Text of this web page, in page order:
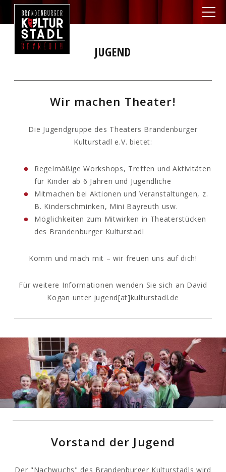
JUGEND
Wir machen Theater!
Die Jugendgruppe des Theaters Brandenburger
Kulturstadl e.V. bietet:
Regelmäßige Workshops, Treffen und Aktivitäten
für Kinder ab 6 Jahren und Jugendliche
Mitmachen bei Aktionen und Veranstaltungen, z.
B. Kinderschminken, Mini Bayreuth usw.
Möglichkeiten zum Mitwirken in Theaterstücken
des Brandenburger Kulturstadl
Komm und mach mit – wir freuen uns auf dich!
Für weitere Informationen wenden Sie sich an David
Kogan unter jugend[at]kulturstadl.de
Vorstand der Jugend
Der "Nachwuchs" des Brandenburger Kulturstadls wird